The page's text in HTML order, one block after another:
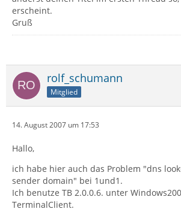
erscheint.
Gruß
rolf_schumann
Mitglied
14. August 2007 um 17:53
Hallo,
ich habe hier auch das Problem "dns
sender domain" bei 1und1.
Ich benutze TB 2.0.0.6. unter
TerminalClient.